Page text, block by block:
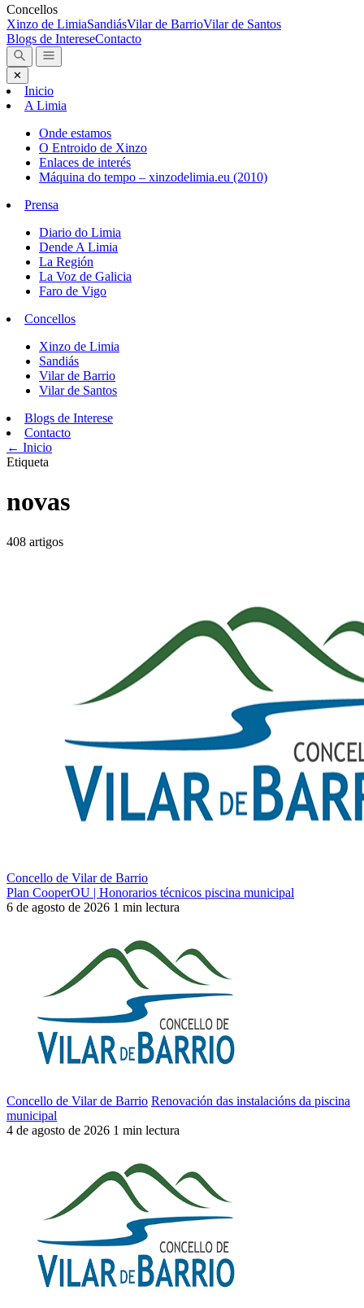
Concellos
Xinzo de LimiaSandiásVilar de BarrioVilar de Santos
Blogs de IntereseContacto
✕
Inicio
A Limia
Onde estamos
O Entroido de Xinzo
Enlaces de interés
Máquina do tempo – xinzodelimia.eu (2010)
Prensa
Diario do Limia
Dende A Limia
La Región
La Voz de Galicia
Faro de Vigo
Concellos
Xinzo de Limia
Sandiás
Vilar de Barrio
Vilar de Santos
Blogs de Interese
Contacto
← Inicio
Etiqueta
novas
408 artigos
Concello de Vilar de Barrio
Plan CooperOU | Honorarios técnicos piscina municipal
6 de agosto de 2026 1 min lectura
Concello de Vilar de Barrio Renovación das instalacións da piscina
municipal
4 de agosto de 2026 1 min lectura